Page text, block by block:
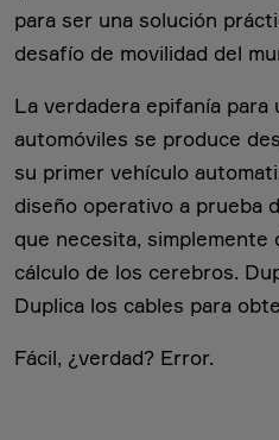
para ser una solución
desafío de movilidad del
La verdadera epifanía para
automóviles se produce
su primer vehículo
diseño operativo a prueba
que necesita, simplemente
cálculo de los cerebros.
Duplica los cables para
Fácil, ¿verdad? Error.